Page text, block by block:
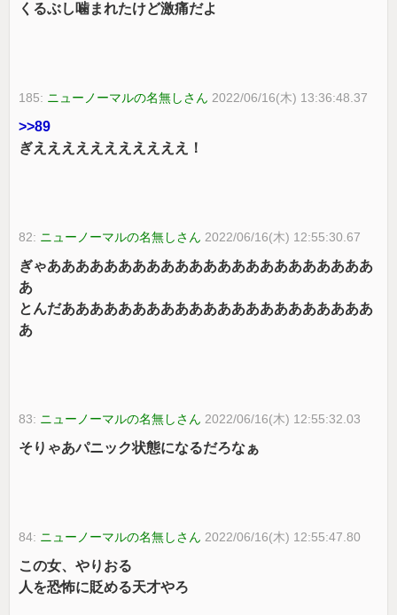
くるぶし噛まれたけど激痛だよ
185: ニューノーマルの名無しさん 2022/06/16(木) 13:36:48.37
>>89
ぎえええええええええええ！
82: ニューノーマルの名無しさん 2022/06/16(木) 12:55:30.67
ぎゃあああああああああああああああああああああああ
あ
とんだああああああああああああああああああああああ
あ
83: ニューノーマルの名無しさん 2022/06/16(木) 12:55:32.03
そりゃあパニック状態になるだろなぁ
84: ニューノーマルの名無しさん 2022/06/16(木) 12:55:47.80
この女、やりおる
人を恐怖に貶める天才やろ